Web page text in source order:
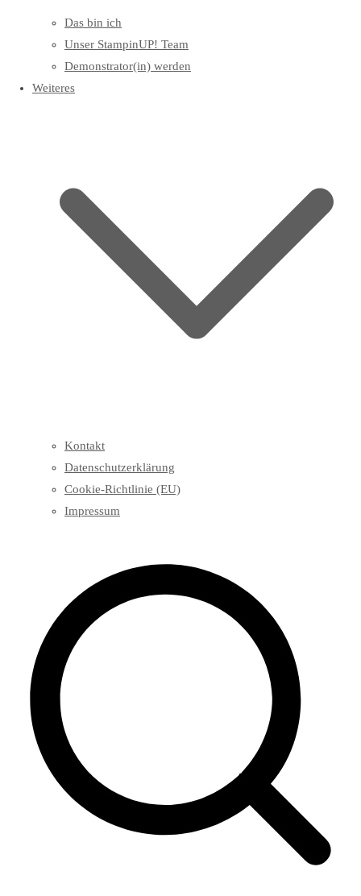
Das bin ich
Unser StampinUP! Team
Demonstrator(in) werden
Weiteres
Kontakt
Datenschutzerklärung
Cookie-Richtlinie (EU)
Impressum